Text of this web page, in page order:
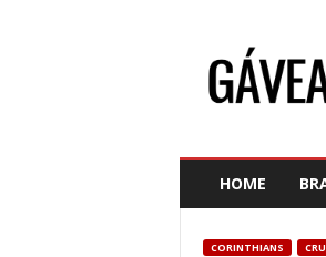
HOME
CORINTHIANS